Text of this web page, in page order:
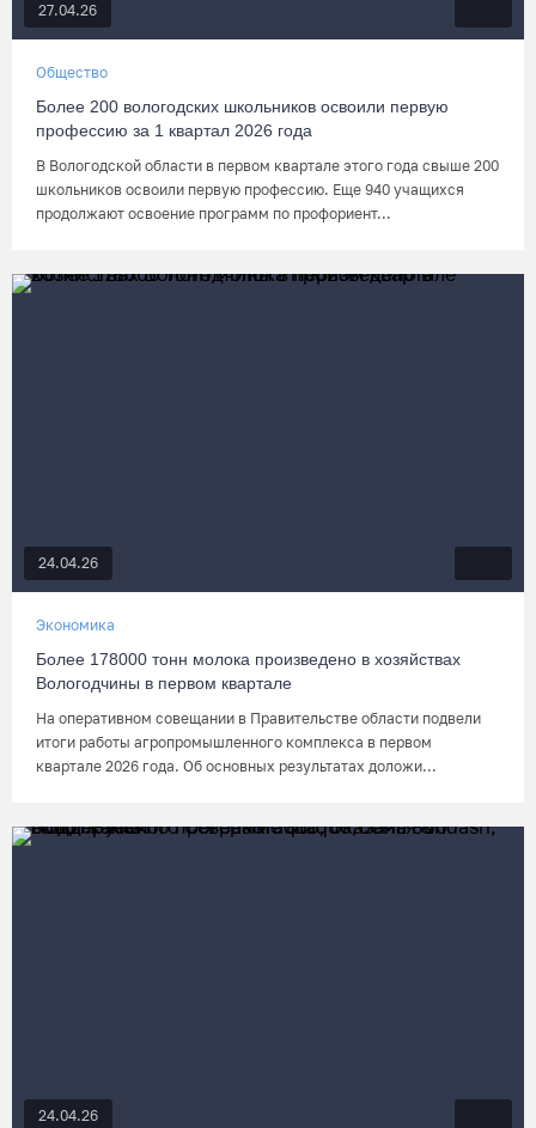
27.04.26
Общество
Более 200 вологодских школьников освоили первую
профессию за 1 квартал 2026 года
В Вологодской области в первом квартале этого года свыше 200
школьников освоили первую профессию. Еще 940 учащихся
продолжают освоение программ по профориент...
24.04.26
Экономика
Более 178000 тонн молока произведено в хозяйствах
Вологодчины в первом квартале
На оперативном совещании в Правительстве области подвели
итоги работы агропромышленного комплекса в первом
квартале 2026 года. Об основных результатах доложи...
24.04.26